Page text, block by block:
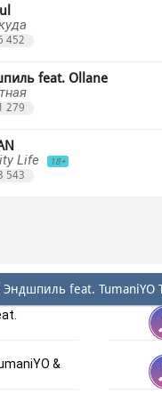
452
feat. Ollane
279
Life
18+
543
Эндшпиль feat. TumaniYO
&